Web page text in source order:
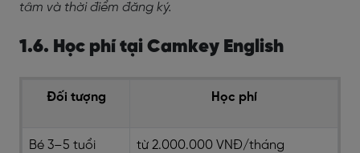
tâm và thời điểm đăng ký.
1.6. Học phí tại Camkey English
Đối tượng Học phí
Bé 3–5 tuổi
từ 2.000.000 VNĐ/tháng